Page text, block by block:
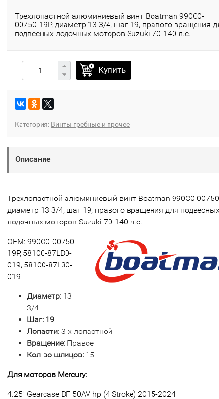
Трехлопастной алюминиевый винт Boatman 990C0-
00750-19P​, диаметр 13 3/4, шаг 19, правого вращения
подвесных лодочных моторов Suzuki 70-140 л.с.
Купить
Категория: Винты гребные и прочее
Описание
Трехлопастной алюминиевый винт Boatman 990C0-
диаметр 13 3/4, шаг 19, правого вращения для подвесных
лодочных моторов Suzuki 70-140 л.с.
OEM: 990C0-00750-
19P, 58100-87LD0-
019, 58100-87L30-
019
Диаметр: 13
3/4
Шаг: 19
Лопасти: 3-х лопастной
Вращение: Правое
Кол-во шлицов: 15
Для моторов Mercury:
4.25" Gearcase DF 50AV hp (4 Stroke) 2015-2024